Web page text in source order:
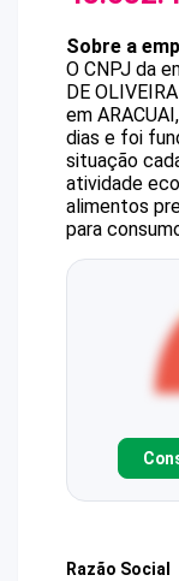
Sobre a
O CNPJ da
DE OLIVEIRA
em
dias e foi
situação
atividade
alimentos
para
Razão Social